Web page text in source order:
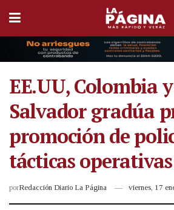
EE.UU, Colombia
Salvador gradúa
promoción de
tácticas
porRedacción Diario La Página viernes, 17